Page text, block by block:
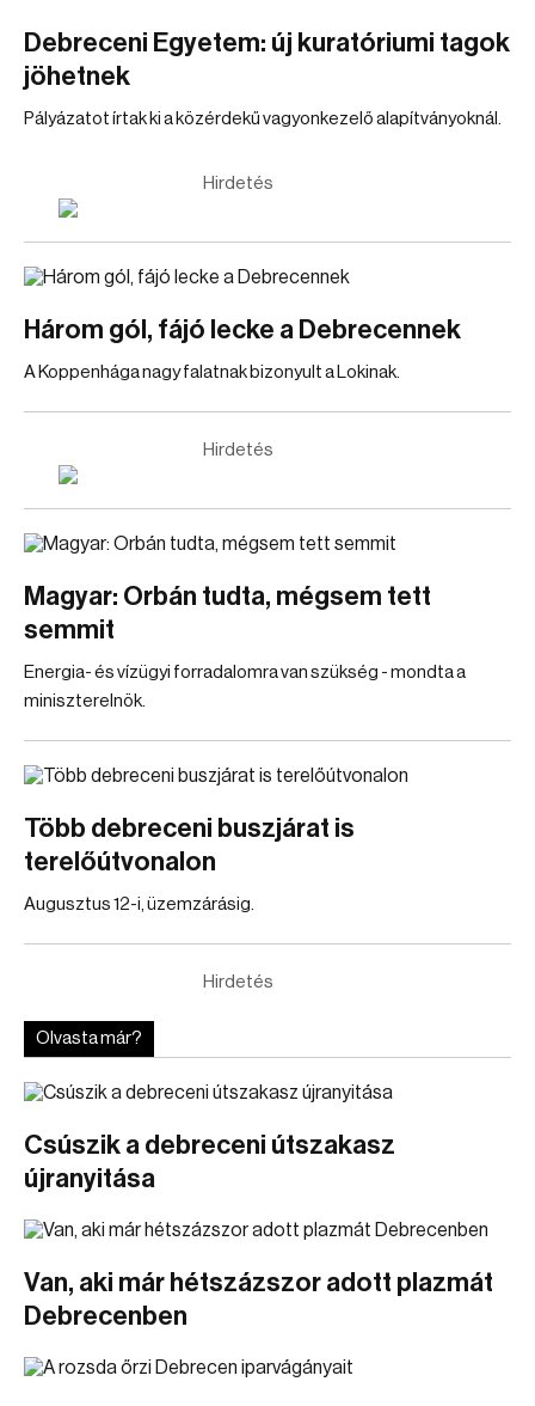
Debreceni Egyetem: új kuratóriumi tagok
jöhetnek
Pályázatot írtak ki a közérdekű vagyonkezelő alapítványoknál.
Hirdetés
Három gól, fájó lecke a Debrecennek
A Koppenhága nagy falatnak bizonyult a Lokinak.
Hirdetés
Magyar: Orbán tudta, mégsem tett
semmit
Energia- és vízügyi forradalomra van szükség - mondta a
miniszterelnök.
Több debreceni buszjárat is
terelőútvonalon
Augusztus 12-i, üzemzárásig.
Hirdetés
Olvasta már?
Csúszik a debreceni útszakasz
újranyitása
Van, aki már hétszázszor adott plazmát
Debrecenben